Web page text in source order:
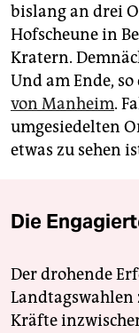
bislang an drei
Hofscheune in
Kratern.
Und am Ende,
von Manheim.
umgesiedelten
etwas zu sehen
Die
Der drohende
Landtagswahlen
Kräfte